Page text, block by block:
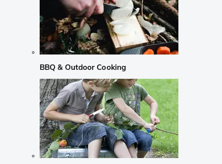
BBQ & Outdoor Cooking